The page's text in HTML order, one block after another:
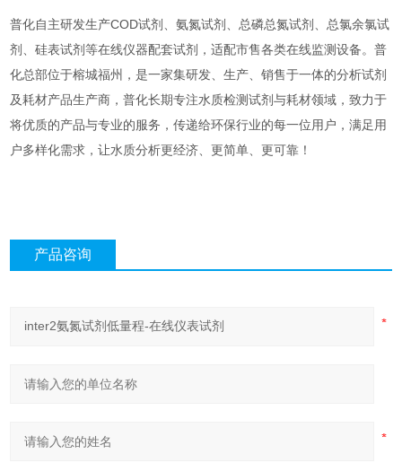
普化自主研发生产COD试剂、氨氮试剂、总磷总氮试剂、总氯余氯试
剂、硅表试剂等在线仪器配套试剂，适配市售各类在线监测设备。普
化总部位于榕城福州，是一家集研发、生产、销售于一体的分析试剂
及耗材产品生产商，普化长期专注水质检测试剂与耗材领域，致力于
将优质的产品与专业的服务，传递给环保行业的每一位用户，满足用
户多样化需求，让水质分析更经济、更简单、更可靠！
产品咨询